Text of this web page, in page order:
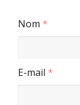
Nom *
E-mail *